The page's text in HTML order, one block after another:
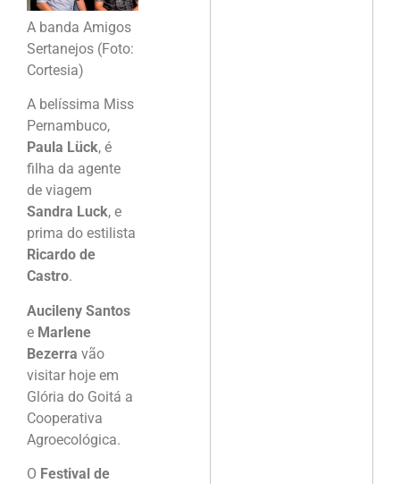
A banda Amigos
Sertanejos (Foto:
Cortesia)
A belíssima Miss
Pernambuco,
Paula Lück, é
filha da agente
de viagem
Sandra Luck, e
prima do estilista
Ricardo de
Castro.
Aucileny Santos
e Marlene
Bezerra vão
visitar hoje em
Glória do Goitá a
Cooperativa
Agroecológica.
O Festival de